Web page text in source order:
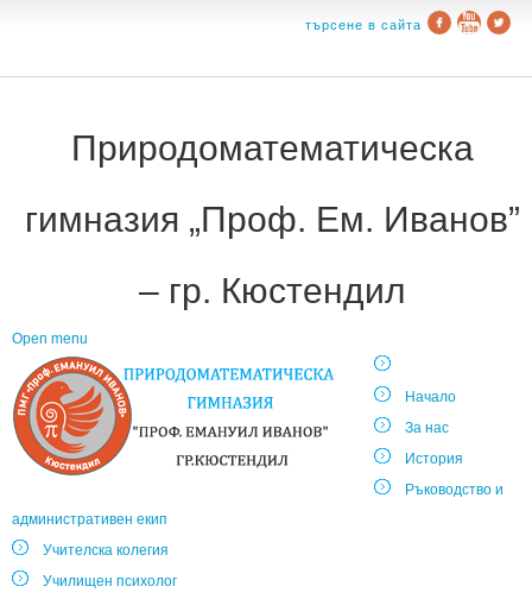
търсене в сайта
Природоматематическа
гимназия „Проф. Ем. Иванов”
– гр. Кюстендил
Open menu
Начало
За нас
История
Ръководство и
административен екип
Учителска колегия
Училищен психолог